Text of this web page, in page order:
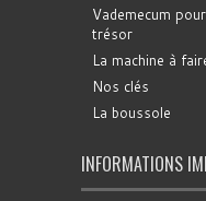
Vademecum
trésor
La machine à
Nos clés
La boussole
INFORMATIONS